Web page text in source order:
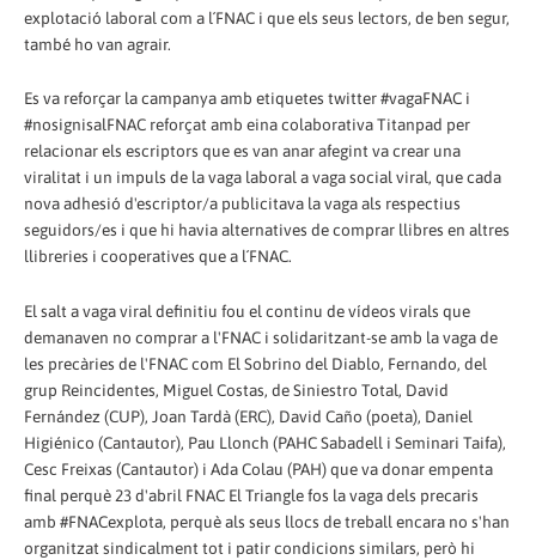
explotació laboral com a l´FNAC i que els seus lectors, de ben segur,
també ho van agrair.
Es va reforçar la campanya amb etiquetes twitter #vagaFNAC i
#nosignisalFNAC reforçat amb eina colaborativa Titanpad per
relacionar els escriptors que es van anar afegint va crear una
viralitat i un impuls de la vaga laboral a vaga social viral, que cada
nova adhesió d'escriptor/a publicitava la vaga als respectius
seguidors/es i que hi havia alternatives de comprar llibres en altres
llibreries i cooperatives que a l´FNAC.
El salt a vaga viral definitiu fou el continu de vídeos virals que
demanaven no comprar a l'FNAC i solidaritzant-se amb la vaga de
les precàries de l'FNAC com El Sobrino del Diablo, Fernando, del
grup Reincidentes, Miguel Costas, de Siniestro Total, David
Fernández (CUP), Joan Tardà (ERC), David Caño (poeta), Daniel
Higiénico (Cantautor), Pau Llonch (PAHC Sabadell i Seminari Taifa),
Cesc Freixas (Cantautor) i Ada Colau (PAH) que va donar empenta
final perquè 23 d'abril FNAC El Triangle fos la vaga dels precaris
amb #FNACexplota, perquè als seus llocs de treball encara no s'han
organitzat sindicalment tot i patir condicions similars, però hi